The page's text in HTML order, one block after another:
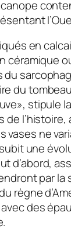
en
céramique
du
stipule
de
vases ne
une
d’abord,
par la
règne
avec des